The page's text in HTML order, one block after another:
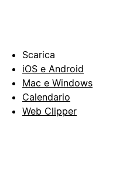
Scarica
iOS e Android
Mac e Windows
Calendario
Web Clipper